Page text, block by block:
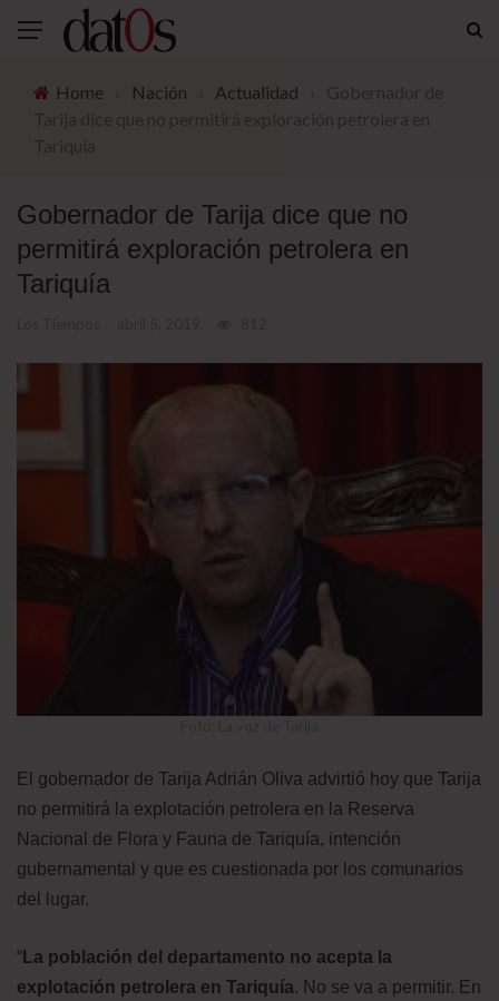
Home Nación Actualidad
Gobernador de Tarija dice que no
permitirá exploración petrolera en
Tariquía
El gobernador de Tarija Adrián Oliva advirtió hoy que Tarija
no permitirá la explotación petrolera en la Reserva
Nacional de Flora y Fauna de Tariquía, intención
gubernamental y que es cuestionada por los comunarios
del lugar.
“ La población del departamento no acepta la
explotación petrolera en Tariquía. No se va a permitir. En